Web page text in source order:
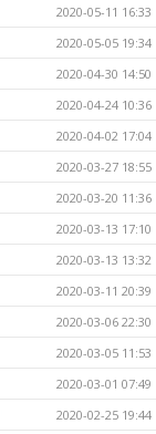
2020-05-11 16:33
2020-05-05 19:34
2020-04-30 14:50
2020-04-24 10:36
2020-04-02 17:04
2020-03-27 18:55
2020-03-20 11:36
2020-03-13 17:10
2020-03-13 13:32
2020-03-11 20:39
2020-03-06 22:30
2020-03-05 11:53
2020-03-01 07:49
2020-02-25 19:44